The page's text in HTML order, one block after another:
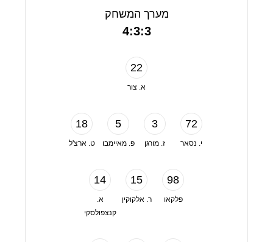
מערך המשחק
4:3:3
22
א. צור
18
ט. ארצ'ל
5
פ. מאיימבו
3
ז. מורגן
72
י. נסאר
14
א.
קנצפולסקי
15
ר. אלקוקין
98
פלקאו